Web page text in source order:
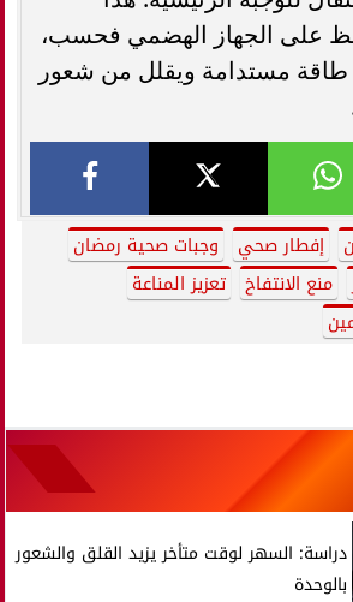
على الجهاز الهضمي فحسب،
مستدامة ويقلل من شعور
إفطار صحي
وجبات صحية رمضان
منع الانتفاخ
تعزيز المناعة
دراسة: السهر لوقت متأخر يزيد القلق والشعور
بالوحدة